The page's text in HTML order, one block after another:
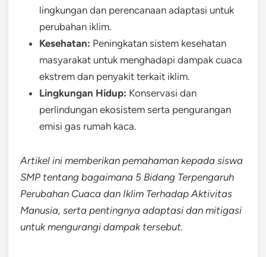
lingkungan dan perencanaan adaptasi untuk
perubahan iklim.
Kesehatan: Peningkatan sistem kesehatan
masyarakat untuk menghadapi dampak cuaca
ekstrem dan penyakit terkait iklim.
Lingkungan Hidup: Konservasi dan
perlindungan ekosistem serta pengurangan
emisi gas rumah kaca.
Artikel ini memberikan pemahaman kepada siswa
SMP tentang bagaimana 5 Bidang Terpengaruh
Perubahan Cuaca dan Iklim Terhadap Aktivitas
Manusia, serta pentingnya adaptasi dan mitigasi
untuk mengurangi dampak tersebut.